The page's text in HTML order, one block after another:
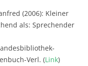
(2006): Kleiner
als: Sprechender
Verl. (Link)